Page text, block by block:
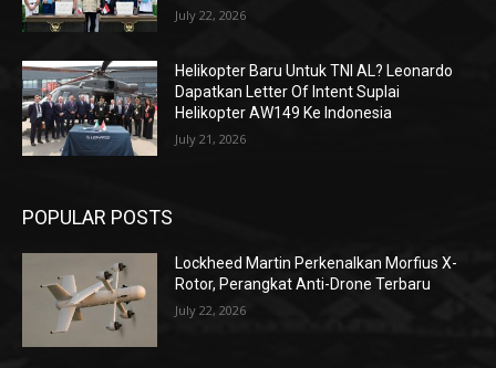
July 22, 2026
Helikopter Baru Untuk TNI AL? Leonardo
Dapatkan Letter Of Intent Suplai
Helikopter AW149 Ke Indonesia
July 21, 2026
POPULAR POSTS
Lockheed Martin Perkenalkan Morfius X-
Rotor, Perangkat Anti-Drone Terbaru
July 22, 2026